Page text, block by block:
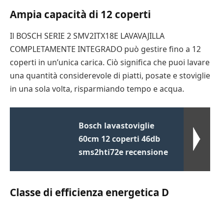
Ampia capacità di 12 coperti
Il BOSCH SERIE 2 SMV2ITX18E LAVAVAJILLA
COMPLETAMENTE INTEGRADO può gestire fino a 12
coperti in un’unica carica. Ciò significa che puoi lavare
una quantità considerevole di piatti, posate e stoviglie
in una sola volta, risparmiando tempo e acqua.
Bosch lavastoviglie
60cm 12 coperti 46db
sms2hti72e recensione
Classe di efficienza energetica D